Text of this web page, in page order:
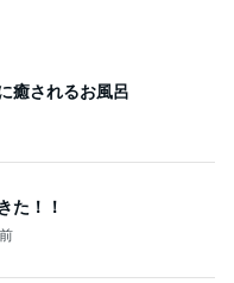
癒されるお風呂
た！！